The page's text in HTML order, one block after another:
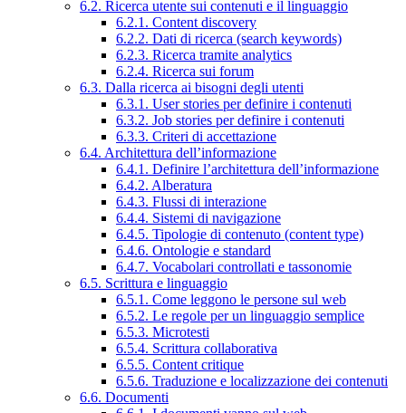
6.2. Ricerca utente sui contenuti e il linguaggio
6.2.1. Content discovery
6.2.2. Dati di ricerca (search keywords)
6.2.3. Ricerca tramite analytics
6.2.4. Ricerca sui forum
6.3. Dalla ricerca ai bisogni degli utenti
6.3.1. User stories per definire i contenuti
6.3.2. Job stories per definire i contenuti
6.3.3. Criteri di accettazione
6.4. Architettura dell’informazione
6.4.1. Definire l’architettura dell’informazione
6.4.2. Alberatura
6.4.3. Flussi di interazione
6.4.4. Sistemi di navigazione
6.4.5. Tipologie di contenuto (content type)
6.4.6. Ontologie e standard
6.4.7. Vocabolari controllati e tassonomie
6.5. Scrittura e linguaggio
6.5.1. Come leggono le persone sul web
6.5.2. Le regole per un linguaggio semplice
6.5.3. Microtesti
6.5.4. Scrittura collaborativa
6.5.5. Content critique
6.5.6. Traduzione e localizzazione dei contenuti
6.6. Documenti